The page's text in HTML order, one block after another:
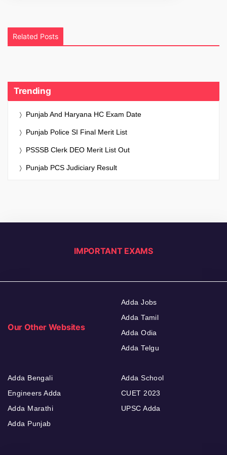
Related Posts
Trending
Punjab And Haryana HC Exam Date
Punjab Police SI Final Merit List
PSSSB Clerk DEO Merit List Out
Punjab PCS Judiciary Result
IMPORTANT EXAMS
Our Other Websites
Adda Jobs
Adda Tamil
Adda Odia
Adda Telgu
Adda Bengali
Engineers Adda
Adda Marathi
Adda Punjab
Adda School
CUET 2023
UPSC Adda